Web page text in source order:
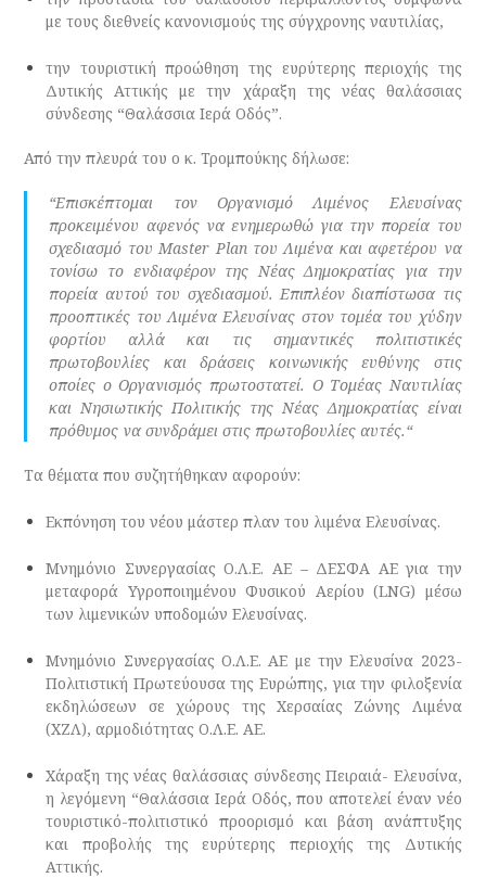
με τους διεθνείς κανονισμούς της σύγχρονης ναυτιλίας,
την τουριστική προώθηση της ευρύτερης περιοχής της
Δυτικής Αττικής με την χάραξη της νέας θαλάσσιας
σύνδεσης “Θαλάσσια Ιερά Οδός”.
Από την πλευρά του ο κ. Τρομπούκης δήλωσε:
“Επισκέπτομαι τον Οργανισμό Λιμένος Ελευσίνας
προκειμένου αφενός να ενημερωθώ για την πορεία του
σχεδιασμό του Master Plan του Λιμένα και αφετέρου να
τονίσω το ενδιαφέρον της Νέας Δημοκρατίας για την
πορεία αυτού του σχεδιασμού. Επιπλέον διαπίστωσα τις
προοπτικές του Λιμένα Ελευσίνας στον τομέα του χύδην
φορτίου αλλά και τις σημαντικές πολιτιστικές
πρωτοβουλίες και δράσεις κοινωνικής ευθύνης στις
οποίες ο Οργανισμός πρωτοστατεί. Ο Τομέας Ναυτιλίας
και Νησιωτικής Πολιτικής της Νέας Δημοκρατίας είναι
πρόθυμος να συνδράμει στις πρωτοβουλίες αυτές.“
Τα θέματα που συζητήθηκαν αφορούν:
Εκπόνηση του νέου μάστερ πλαν του λιμένα Ελευσίνας.
Μνημόνιο Συνεργασίας Ο.Λ.Ε. ΑΕ – ΔΕΣΦΑ ΑΕ για την
μεταφορά Υγροποιημένου Φυσικού Αερίου (LNG) μέσω
των λιμενικών υποδομών Ελευσίνας.
Μνημόνιο Συνεργασίας Ο.Λ.Ε. ΑΕ με την Ελευσίνα 2023-
Πολιτιστική Πρωτεύουσα της Ευρώπης, για την φιλοξενία
εκδηλώσεων σε χώρους της Χερσαίας Ζώνης Λιμένα
(ΧΖΛ), αρμοδιότητας Ο.Λ.Ε. ΑΕ.
Χάραξη της νέας θαλάσσιας σύνδεσης Πειραιά- Ελευσίνα,
η λεγόμενη “Θαλάσσια Ιερά Οδός, που αποτελεί έναν νέο
τουριστικό-πολιτιστικό προορισμό και βάση ανάπτυξης
και προβολής της ευρύτερης περιοχής της Δυτικής
Αττικής.